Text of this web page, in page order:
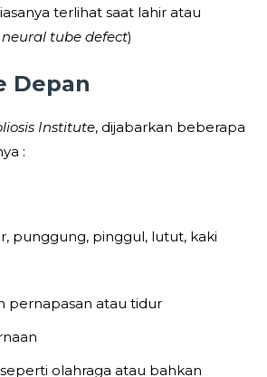
terlihat saat lahir atau
neural tube defect)
Depan
Institute, dijabarkan beberapa
:
punggung, pinggul, lutut, kaki
pernapasan atau tidur
olahraga atau bahkan